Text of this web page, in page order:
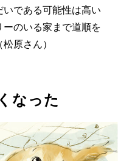
である可能性は高い
のいる家まで道順を
原さん）
なった